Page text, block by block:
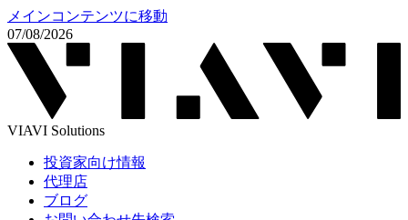
メインコンテンツに移動
07/08/2026
VIAVI Solutions
投資家向け情報
代理店
ブログ